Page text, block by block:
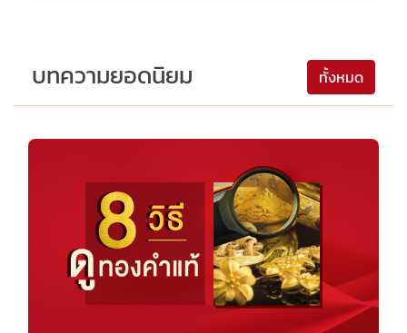
บทความยอดนิยม ทั้งหมด